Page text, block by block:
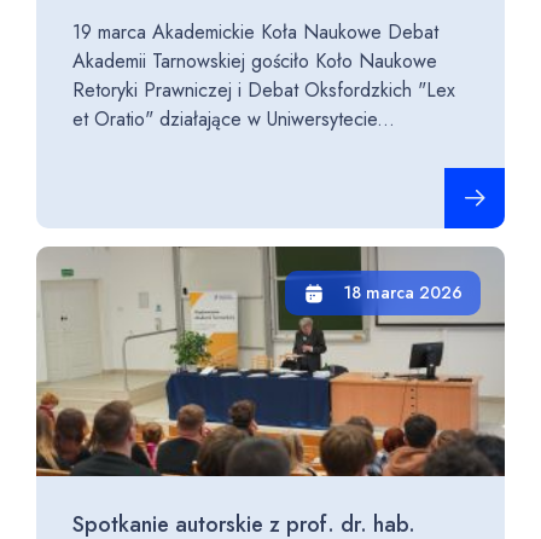
19 marca Akademickie Koła Naukowe Debat
Akademii Tarnowskiej gościło Koło Naukowe
Retoryki Prawniczej i Debat Oksfordzkich "Lex
et Oratio" działające w Uniwersytecie...
18 marca 2026
Spotkanie autorskie z prof. dr. hab.